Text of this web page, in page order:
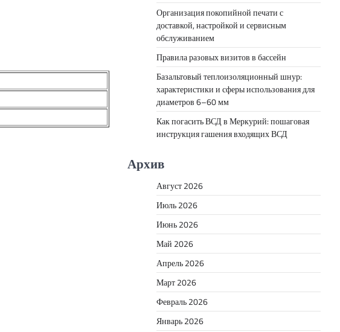
Организация покопийной печати с
доставкой, настройкой и сервисным
обслуживанием
Правила разовых визитов в бассейн
Базальтовый теплоизоляционный шнур:
характеристики и сферы использования для
диаметров 6–60 мм
Как погасить ВСД в Меркурий: пошаговая
инструкция гашения входящих ВСД
Архив
Август 2026
Июль 2026
Июнь 2026
Май 2026
Апрель 2026
Март 2026
Февраль 2026
Январь 2026